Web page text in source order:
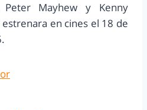
Peter Mayhew y Kenny
en cines el 18 de